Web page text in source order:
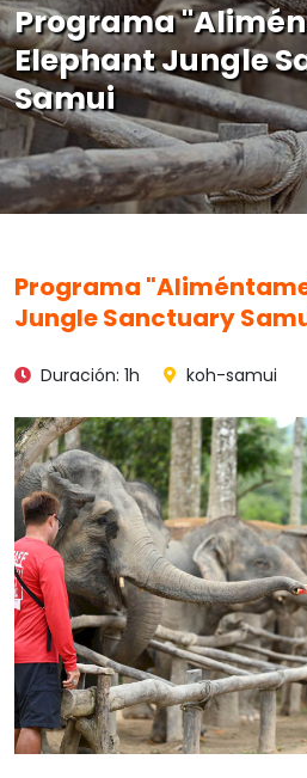
Programa
Elephant Jungle
Samui
Programa
Jungle Sanctuary
Duración: 1h koh-samui